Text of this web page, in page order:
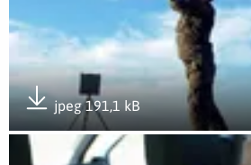
jpeg 191,1 kB
Pobierz załącznik
Otwórz załącznik 2LBOT - 6